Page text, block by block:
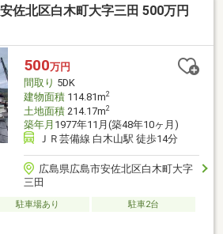
jyuhan.totate.co.jp/
佐北区白木町大字三田 500万円
500万円
間取り 5DK
建物面積114.81m2
土地面積214.17m2
築年月 1977年11月(築48年10ヶ月)
ＪＲ芸備線 白木山駅 徒歩14分
広島県広島市安佐北区白木町大字
三田
駐車場あり
駐車2台